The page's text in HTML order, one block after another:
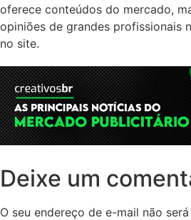
oferece conteúdos do mercado,
opiniões de grandes profissionais
no site.
Deixe um
O seu endereço de e-mail não